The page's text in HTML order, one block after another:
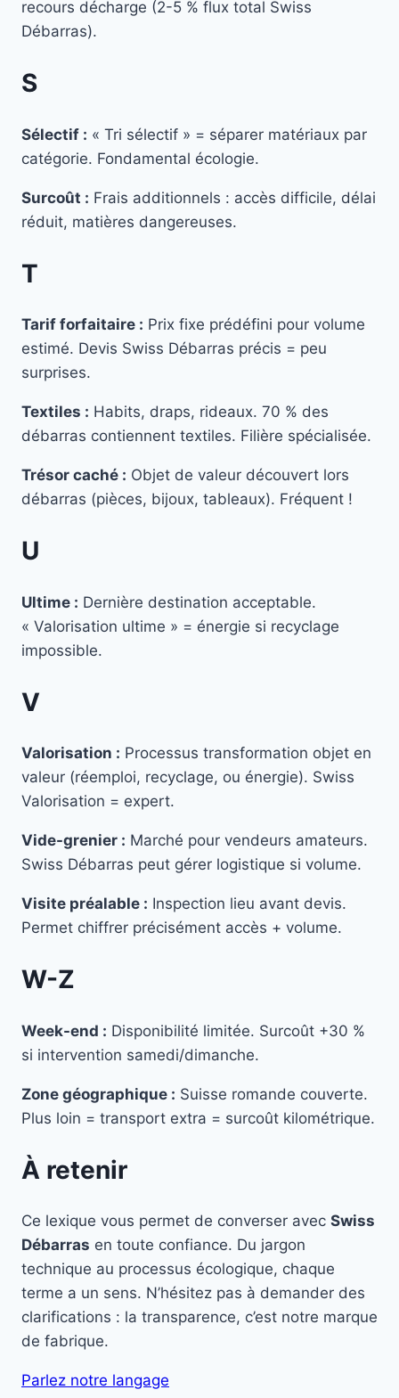
recours décharge (2-5 % flux total Swiss
Débarras).
S
Sélectif : « Tri sélectif » = séparer matériaux par
catégorie. Fondamental écologie.
Surcoût : Frais additionnels : accès difficile, délai
réduit, matières dangereuses.
T
Tarif forfaitaire : Prix fixe prédéfini pour volume
estimé. Devis Swiss Débarras précis = peu
surprises.
Textiles : Habits, draps, rideaux. 70 % des
débarras contiennent textiles. Filière spécialisée.
Trésor caché : Objet de valeur découvert lors
débarras (pièces, bijoux, tableaux). Fréquent !
U
Ultime : Dernière destination acceptable.
« Valorisation ultime » = énergie si recyclage
impossible.
V
Valorisation : Processus transformation objet en
valeur (réemploi, recyclage, ou énergie). Swiss
Valorisation = expert.
Vide-grenier : Marché pour vendeurs amateurs.
Swiss Débarras peut gérer logistique si volume.
Visite préalable : Inspection lieu avant devis.
Permet chiffrer précisément accès + volume.
W-Z
Week-end : Disponibilité limitée. Surcoût +30 %
si intervention samedi/dimanche.
Zone géographique : Suisse romande couverte.
Plus loin = transport extra = surcoût kilométrique.
À retenir
Ce lexique vous permet de converser avec Swiss
Débarras en toute confiance. Du jargon
technique au processus écologique, chaque
terme a un sens. N’hésitez pas à demander des
clarifications : la transparence, c’est notre marque
de fabrique.
Parlez notre langage